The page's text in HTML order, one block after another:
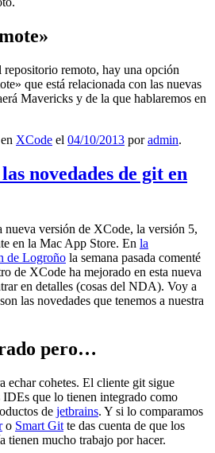
remoto, hay una opción
que está relacionada con las nuevas
Mavericks y de la que hablaremos en
XCode el 04/10/2013 poradmin.
novedades de git en
nueva versión de XCode, la versión 5,
en la Mac App Store. En la
de Logroño la semana pasada comenté
de XCode ha mejorado en esta nueva
en detalles (cosas del NDA). Voy a
las novedades que tenemos a nuestra
pero…
echar cohetes. El cliente git sigue
IDEs que lo tienen integrado como
de jetbrains. Y si lo comparamos
o Smart Git te das cuenta de que los
tienen mucho trabajo por hacer.